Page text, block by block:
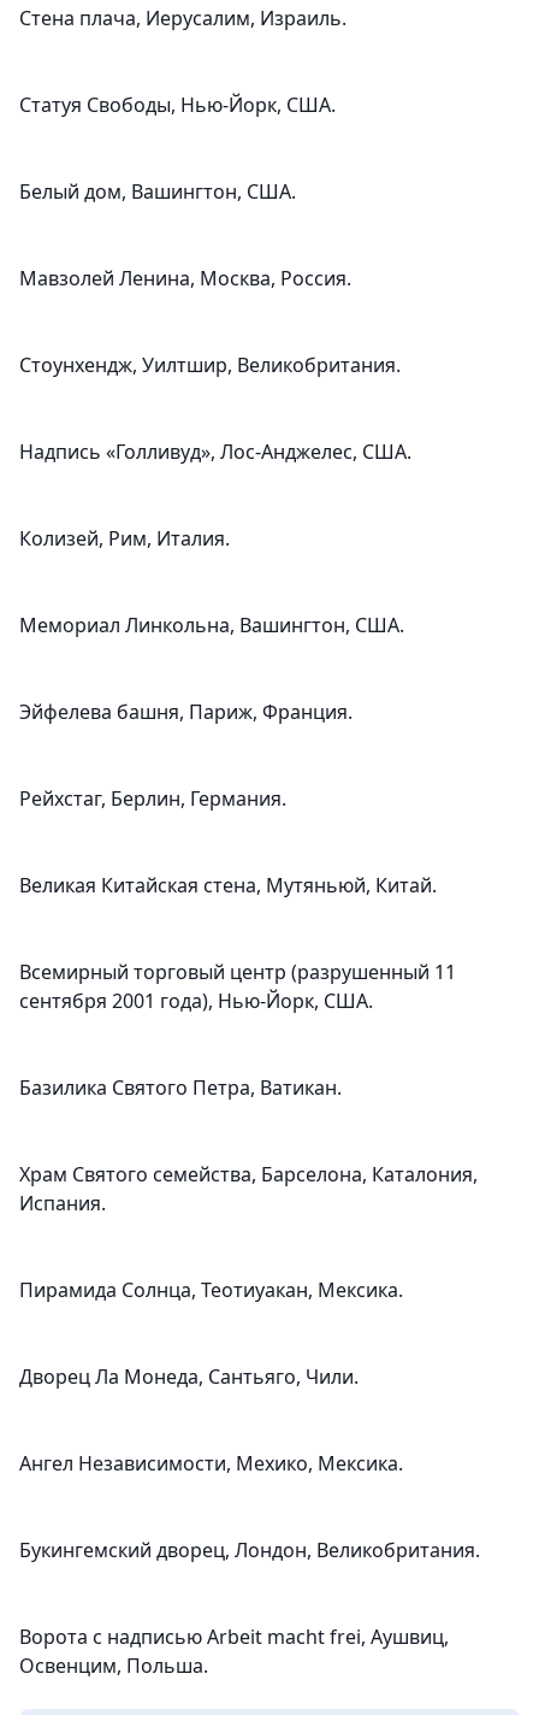
Стена плача, Иерусалим, Израиль.
Статуя Свободы, Нью-Йорк, США.
Белый дом, Вашингтон, США.
Мавзолей Ленина, Москва, Россия.
Стоунхендж, Уилтшир, Великобритания.
Надпись «Голливуд», Лос-Анджелес, США.
Колизей, Рим, Италия.
Мемориал Линкольна, Вашингтон, США.
Эйфелева башня, Париж, Франция.
Рейхстаг, Берлин, Германия.
Великая Китайская стена, Мутяньюй, Китай.
Всемирный торговый центр (разрушенный 11
сентября 2001 года), Нью-Йорк, США.
Базилика Святого Петра, Ватикан.
Храм Святого семейства, Барселона, Каталония,
Испания.
Пирамида Солнца, Теотиуакан, Мексика.
Дворец Ла Монеда, Сантьяго, Чили.
Ангел Независимости, Мехико, Мексика.
Букингемский дворец, Лондон, Великобритания.
Ворота с надписью Arbeit macht frei, Аушвиц,
Освенцим, Польша.